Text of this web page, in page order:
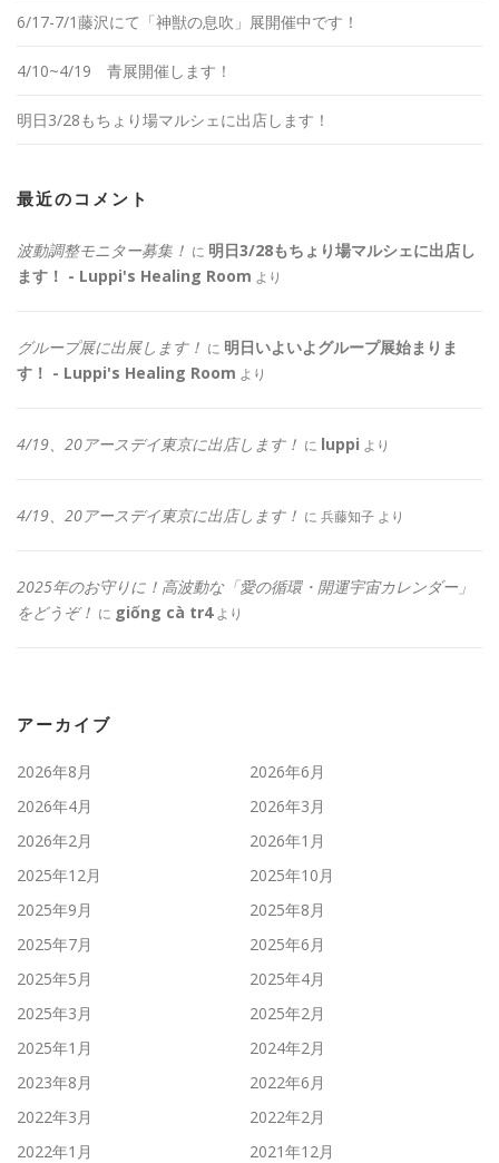
6/17-7/1藤沢にて「神獣の息吹」展開催中です！
4/10~4/19 青展開催します！
明日3/28もちょり場マルシェに出店します！
最近のコメント
波動調整モニター募集！ に 明日3/28もちょり場マルシェに出店し
ます！ - Luppi's Healing Room より
グループ展に出展します！ に 明日いよいよグループ展始まりま
す！ - Luppi's Healing Room より
4/19、20アースデイ東京に出店します！ に luppi より
4/19、20アースデイ東京に出店します！ に 兵藤知子 より
2025年のお守りに！高波動な「愛の循環・開運宇宙カレンダー」
をどうぞ！ に giống cà tr4より
アーカイブ
2026年8月
2026年6月
2026年4月
2026年3月
2026年2月
2026年1月
2025年12月
2025年10月
2025年9月
2025年8月
2025年7月
2025年6月
2025年5月
2025年4月
2025年3月
2025年2月
2025年1月
2024年2月
2023年8月
2022年6月
2022年3月
2022年2月
2022年1月
2021年12月